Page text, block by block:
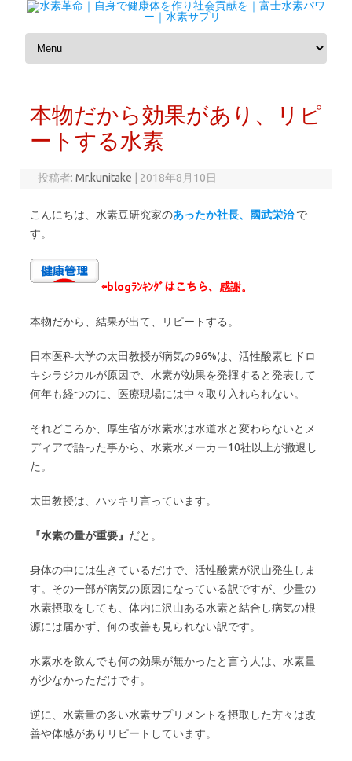
コンテンツへスキップ
本物だから効果があり、リピ
ートする水素
投稿者:Mr.kunitake 2018年8月10日
こんにちは、水素豆研究家のあったか社長、國武栄治で
す。
⇦blogﾗﾝｷﾝｸﾞはこちら、感謝。
本物だから、結果が出て、リピートする。
日本医科大学の太田教授が病気の96%は、活性酸素ヒドロ
キシラジカルが原因で、水素が効果を発揮すると発表して
何年も経つのに、医療現場には中々取り入れられない。
それどころか、厚生省が水素水は水道水と変わらないとメ
ディアで語った事から、水素水メーカー10社以上が撤退し
た。
太田教授は、ハッキリ言っています。
『水素の量が重要』 だと。
身体の中には生きているだけで、活性酸素が沢山発生しま
す。その一部が病気の原因になっている訳ですが、少量の
水素摂取をしても、体内に沢山ある水素と結合し病気の根
源には届かず、何の改善も見られない訳です。
水素水を飲んでも何の効果が無かったと言う人は、水素量
が少なかっただけです。
逆に、水素量の多い水素サプリメントを摂取した方々は改
善や体感がありリピートしています。